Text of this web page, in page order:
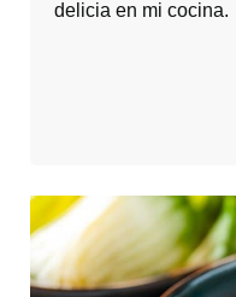
delicia en mi cocina.